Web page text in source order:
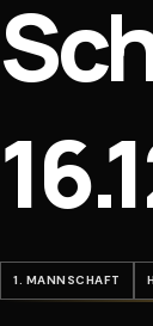
1. MANNSCHAFT